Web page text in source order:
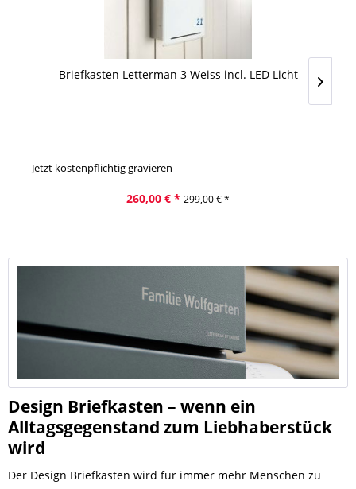
Briefkasten Letterman 3 Weiss incl. LED Licht
Jetzt kostenpflichtig gravieren
260,00 € * 299,00 € *
Design Briefkasten – wenn ein
Alltagsgegenstand zum Liebhaberstück
wird
Der Design Briefkasten wird für immer mehr Menschen zu